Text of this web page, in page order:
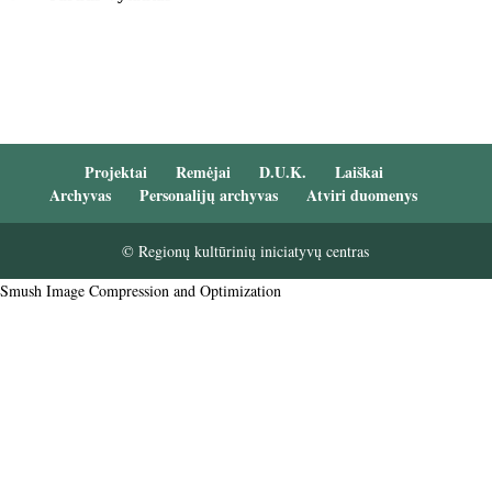
Projektai Remėjai D.U.K.
Laiškai
Archyvas
Personalijų archyvas Atviri duomenys
© Regionų kultūrinių iniciatyvų centras
Smush Image Compression and Optimization